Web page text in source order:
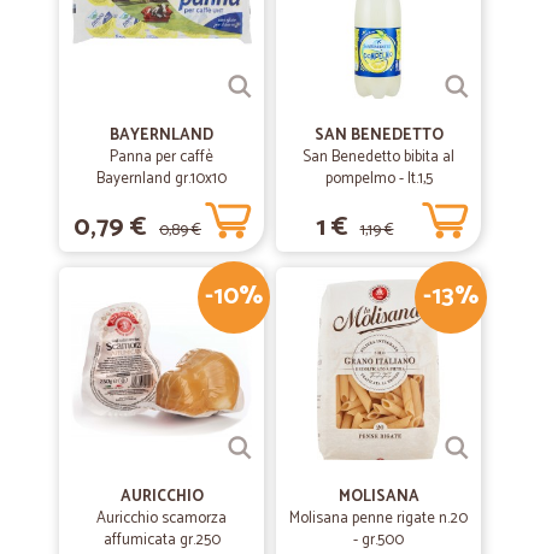
BAYERNLAND
Panna per caffè
Bayernland gr.10x10
0,79 € 0,89 €
SAN BENEDETTO
San Benedetto bibita al
pompelmo - lt.1,5
1 € 1,19 €
-10%
AURICCHIO
Auricchio scamorza
affumicata gr.250
-13%
MOLISANA
Molisana penne rigate n.20
- gr.500